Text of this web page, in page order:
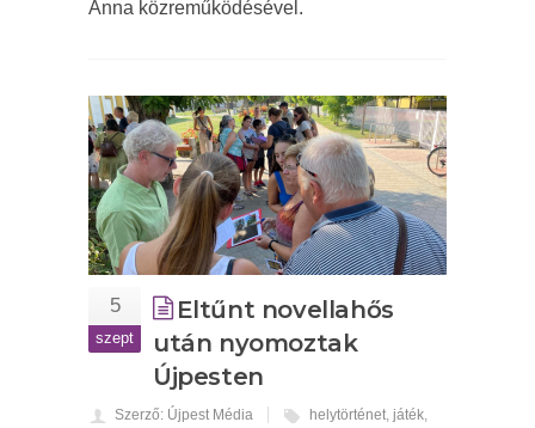
Anna közreműködésével.
5
szept
Eltűnt novellahős
után nyomoztak
Újpesten
Szerző: Újpest Média helytörténet, játék,